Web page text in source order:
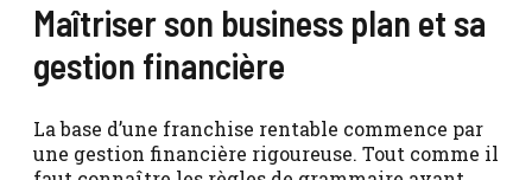
Maîtriser son business plan et sa
gestion financière
La base d’une franchise rentable commence par
une gestion financière rigoureuse. Tout comme il